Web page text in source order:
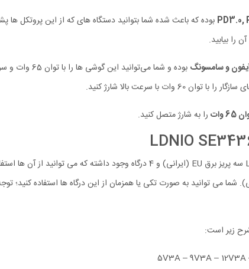
بوده که باعث شده شما بتوانید دستگاه های که از این پروتکل ها
را بیابید.
و سامسونگ بوده و شما می‌توانید این گوشی ها را با توان 65 وات و سرعت بالا شارژ کنید. بعلاوه درگاه USB دارای پروتکل
با سرعت بالا شارژ کنید.
وات را به شارژ متصل کنید.
می توانید به صورت تکی یا همزمان از این درگاه ها استفاده کنید؛
زیر است: